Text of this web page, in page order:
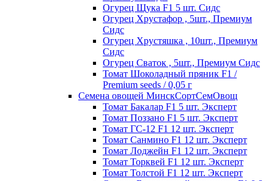
Огурец Щука F1 5 шт. Сидс
Огурец Хрустафор , 5шт., Премиум
Сидс
Огурец Хрустяшка , 10шт., Премиум
Сидс
Огурец Сваток , 5шт., Премиум Сидс
Томат Шоколадный пряник F1 /
Premium seeds / 0,05 г
Семена овощей МинскСортСемОвощ
Томат Бакалар F1 5 шт. Эксперт
Томат Поззано F1 5 шт. Эксперт
Томат ГС-12 F1 12 шт. Эксперт
Томат Санмино F1 12 шт. Эксперт
Томат Лоджейн F1 12 шт. Эксперт
Томат Торквей F1 12 шт. Эксперт
Томат Толстой F1 12 шт. Эксперт